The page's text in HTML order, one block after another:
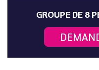
GROUPE DE 8